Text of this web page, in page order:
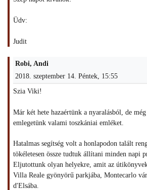
Üdv:
Judit
Robi, Andi
2018. szeptember 14. Péntek, 15:55
Szia Viki!
Már két hete hazaértünk a nyaralásból, de
emlegetünk valami toszkániai emléket.
Hatalmas segítség volt a honlapodon talált
tökéletesen össze tudtuk állítani minden napi
Eljutottunk olyan helyekre, amit az
Villa Reale gyönyörű parkjába, Montecarlo
d'Elsába.